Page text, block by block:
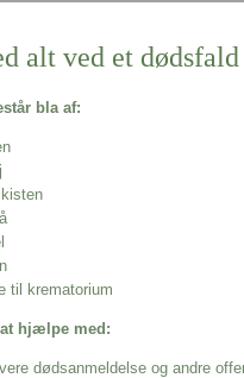
alt ved et dødsfald
bla af:
til krematorium
hjælpe med:
dødsanmeldelse og andre